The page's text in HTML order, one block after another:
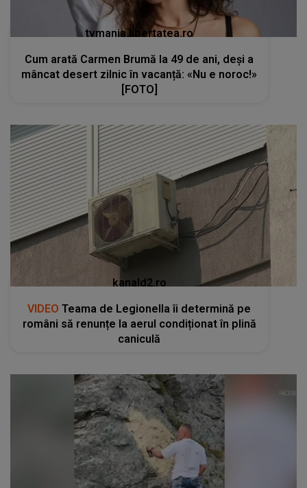
tvmania.libertatea.ro
Cum arată Carmen Brumă la 49 de ani, deși a
mâncat desert zilnic în vacanță: «Nu e noroc!»
[FOTO]
kanald2.ro
VIDEO Teama de Legionella îi determină pe
români să renunțe la aerul condiționat în plină
caniculă